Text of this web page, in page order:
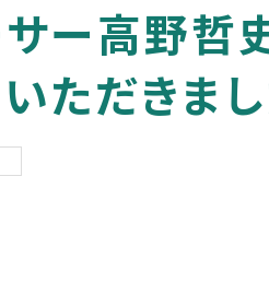
ー高野哲
ただきま